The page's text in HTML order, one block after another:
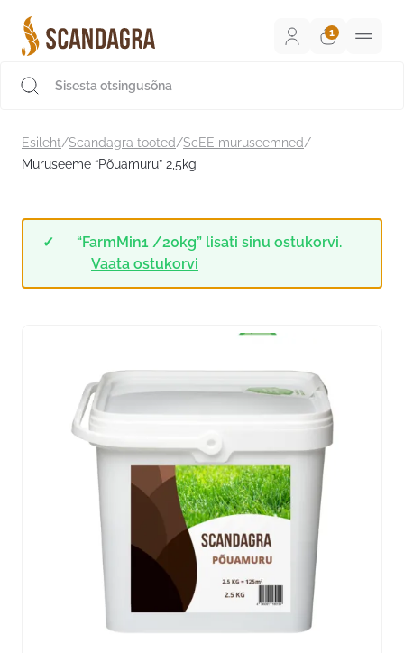
sisu
juurde
Esileht/Scandagra tooted/ScEE muruseemned/
Muruseeme “Põuamuru” 2,5kg
“FarmMin1 /20kg” lisati sinu ostukorvi.
Vaata ostukorvi